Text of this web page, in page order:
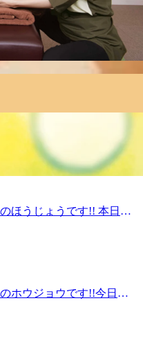
頭皮のケアをしながら目
ドスパです。湿気の多い
!(^^)/香りと一緒に-5℃の
させていきましょう!☆爽
ヘッドスパ50分コース
スパで全身スッキリ・癒
ょうか皆様のご来店をス
ます♪6/30(火)の空き状況
。
ージよりも気持ち
』を取り入れたリラク系
王リトナード稲城4階
京王稲城店】
ゴトウです!!冬が終わ
トしましたね!新しく環境
ょうか?新年度始まり
っかりもみほぐし、仰向
ていくRe.Ra.Ku独自のコ
の負担を軽減・ 股関節の
軽減・ 血行促進などが期
事で腰や脚の疲れを感じ
いらしてください♪【料
コース 9,020円脚こしRe
ご来店お待ちしておりま
マッサージよりも
城店営業時間:11時～20時
ゴトウです!!本日は稲城
、これ以上の花見の日は
！よかったら寄ってみて
ュコースをおすすめしま
、横向きででん部から足
ースとなっております!・
きがスムーズに・ 脚の
いる方は、ぜひリフレッ
】脚こしReフレッシュコ
レッシュコース90分コー
29(日)の空き状況
ージよりも気持ち
ほうじょうです!! 本日の
ぐし、血流のめぐりが良
ことが期待できます。そ
物が排出されやすくなる
キャンペーンを行ってい
ム(みかんの香り)を使っ
導きます。 京王稲城店
ットコースをご用意して
ラブで心も身体もスッキ
ホウジョウです!!今日の
ケア20分」と「ボディケ
イヘッドケア10分」がイ
ことができます。ボディ